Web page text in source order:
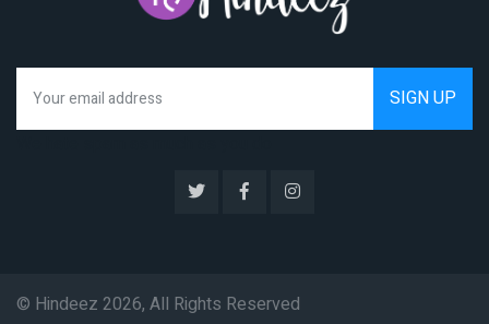
© Hindeez 2026, All Rights Reserved